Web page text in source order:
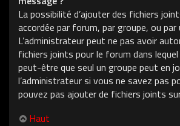
La possibilité d’ajouter des fichiers
accordée par forum, par groupe, ou
L’administrateur peut ne pas avoir
fichiers joints pour le forum dans
peut-être que seul un groupe peut en
l’administrateur si vous ne savez pas
pouvez pas ajouter de fichiers joints
Haut